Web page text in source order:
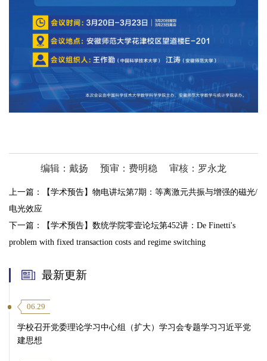
编辑：戴扬 预审：费明稳 审核：罗永龙
上一篇：
【学术预告】物电讲坛第7期：等离激元共振与增强的磁光/
电光效应
下一篇：
【学术预告】数统学院零壹论坛第452讲：De Finetti's
problem with fixed transaction costs and regime switching
最新更新
06.29
学校召开党委理论学习中心组（扩大）学习会专题学习习近平党
建思想